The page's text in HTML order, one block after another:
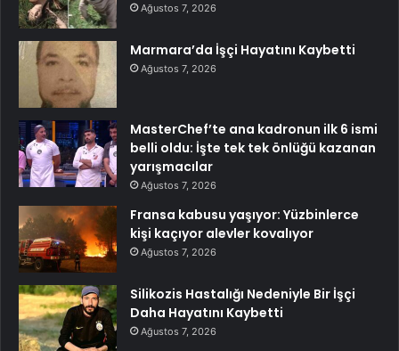
Ağustos 7, 2026
Marmara’da İşçi Hayatını Kaybetti
Ağustos 7, 2026
MasterChef’te ana kadronun ilk 6 ismi
belli oldu: İşte tek tek önlüğü kazanan
yarışmacılar
Ağustos 7, 2026
Fransa kabusu yaşıyor: Yüzbinlerce
kişi kaçıyor alevler kovalıyor
Ağustos 7, 2026
Silikozis Hastalığı Nedeniyle Bir İşçi
Daha Hayatını Kaybetti
Ağustos 7, 2026